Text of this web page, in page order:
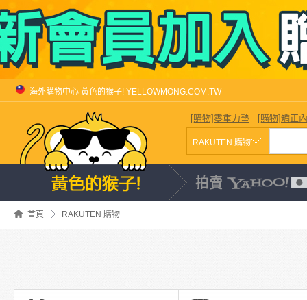
海外購物中心 黃色的猴子! YELLOWMONG.COM.TW
[購物]零重力墊 [購物]矯正
首頁 RAKUTEN 購物